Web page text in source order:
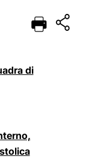
DEUTSCH
العربيّة
di